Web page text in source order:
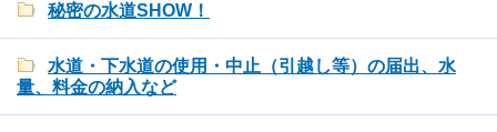
秘密の水道SHOW！
水道・下水道の使用・中止（引越し等）の届出、水
量、料金の納入など